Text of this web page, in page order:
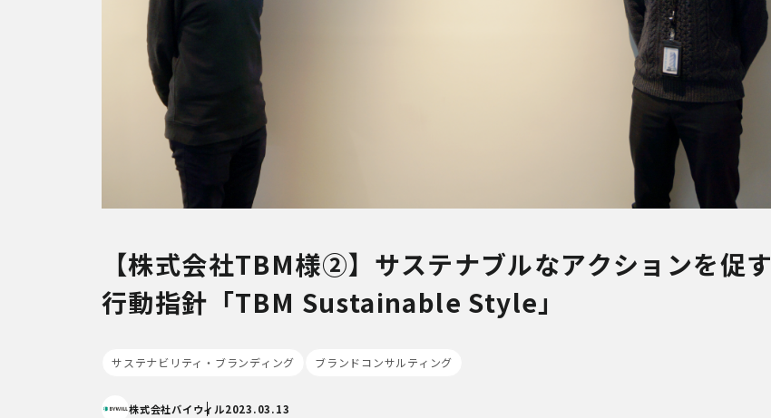
【株式会社TBM様②】サステナブルなアクションを促す
行動指針「TBM Sustainable Style」
サステナビリティ・ブランディング ブランドコンサルティング
株式会社バイウィル2023.03.13